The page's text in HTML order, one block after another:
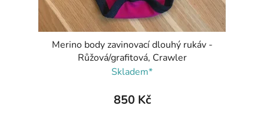
Merino body zavinovací dlouhý rukáv -
Růžová/grafitová, Crawler
Skladem*
850 Kč